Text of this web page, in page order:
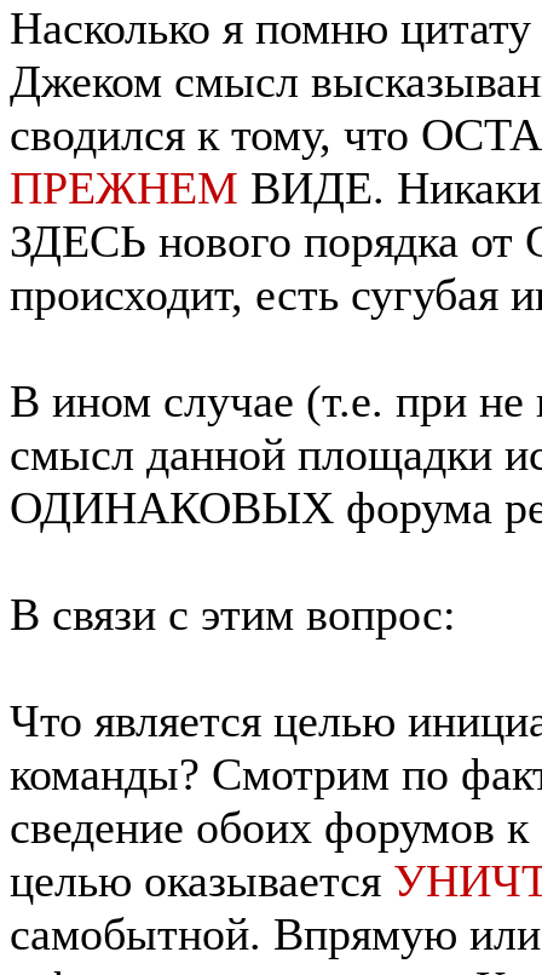
Насколько я помню
Джеком смысл
сводился к тому, что
ПРЕЖНЕМ ВИДЕ.
ЗДЕСЬ нового порядка
происходит, есть сугубая
В ином случае (т.е. при
смысл данной площадки
ОДИНАКОВЫХ форума
В связи с этим вопрос:
Что является целью
команды? Смотрим по
сведение обоих форумов
целью оказывается
самобытной. Впрямую или